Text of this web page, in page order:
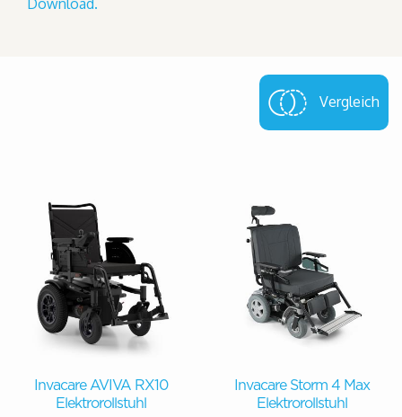
Vergleich
Invacare AVIVA RX10
Elektrorollstuhl
Invacare Storm 4 Max
Elektrorollstuhl